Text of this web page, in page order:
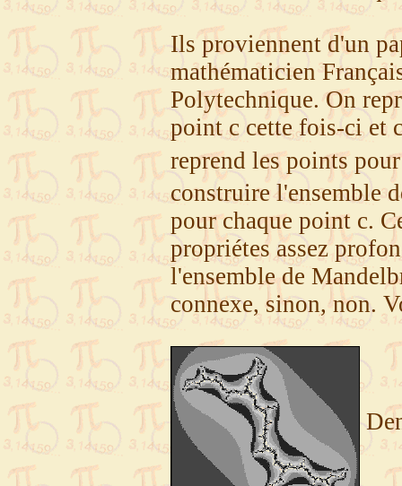
Ils proviennent d'un
mathématicien
Polytechnique. On
point c cette fois-ci et
reprend les points
construire l'ensemble
pour chaque point c.
propriétes assez
l'ensemble de
connexe, sinon, non.